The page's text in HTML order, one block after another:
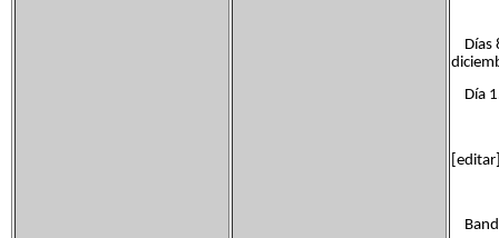
Días
Día